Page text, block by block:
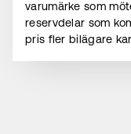
varumärke som
reservdelar som
pris fler bilägare